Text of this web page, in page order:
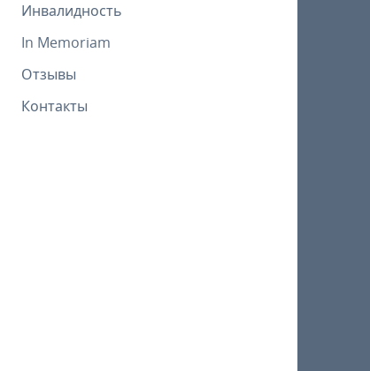
Инвалидность
In Memoriam
Отзывы
Контакты